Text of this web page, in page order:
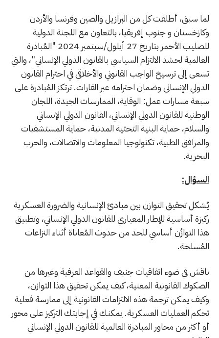
لما سبق، أطلقت كل من البرازيل والصين وفرنسا والأردن
وكازخستان و جنوب إفريقيا، بالتعاون مع اللجنة الدولية
للصليب الأحمر بتاريخ 27 أيلول/سبتمبر 2024 "المُبادرة
العالمية لحشد الالتزام السياسي بالقانون الدولي الإنساني"، والتي
تسعى إلى ترسيخ الواجب القانوني والأخلاقي في احترام القانون
الدولي الإنساني وضمان احترامه عبر القارات. ترتكز المُبادرة على
سبعة مسارات عمل: الوقاية، الممارسات الجيدة، اللجان
الوطنية للقانون الدولي الإنساني، القانون الدولي الإنساني
والسلام، حماية البنية التحتية المدنية، حماية المستشفيات
والمرافق الطبية، تكنولوجيا المعلومات والاتصالات، والحرب
البحرية.
السؤال:
يُشكل تحقيق التوازن بين مبادئ الإنسانية والضرورة العسكرية
ركيزة أساسية للإطار المعياري للقانون الدولي الإنساني، وتطبيق
هذا التوازُن أساسي للحد من حدوث المُعاناة أثناء النزاعات
المُسلحة.
ناقش في ضوء اتفاقيات جنيف والقواعد العرفية وغيرها من
الصكوك القانونية المعنية، كيف يمكن تحقيق هذا التوازن،
وكيف يمكن ترجمة هذه الالتزامات القانونية إلى ممارسة فعلية
تحكم العمليات العسكرية. يمكنك في إجابتك التركيز على محور
أو أكثر من محاور المبادرة العالمية للقانون الدولي الإنساني